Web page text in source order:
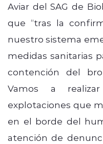
Aviar del SAG de
que “tras la
nuestro sistema
medidas sanitarias
contención del
Vamos a
explotaciones que
en el borde del
atención de